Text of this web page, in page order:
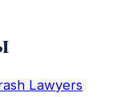
Lawyers